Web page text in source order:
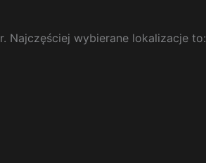
Najczęściej wybierane lokalizacje to: